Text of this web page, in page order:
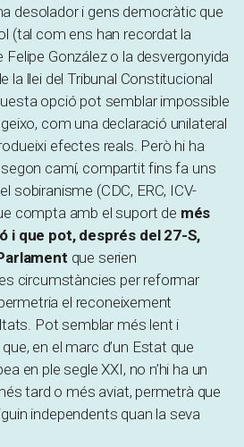
desolador i gens democràtic que
(tal com ens han recordat la
González o la desvergonyida
la llei del Tribunal Constitucional
opció pot semblar impossible
com una declaració unilateral
efectes reals. Però hi ha
camí, compartit fins fa uns
sobiranisme (CDC, ERC, ICV-
compta amb el suport de més
i que pot, després del 27-S,
que serien
circumstàncies per reformar
el reconeixement
Pot semblar més lent i
en el marc d’un Estat que
en ple segle XXI, no n’hi ha un
tard o més aviat, permetrà que
independents quan la seva